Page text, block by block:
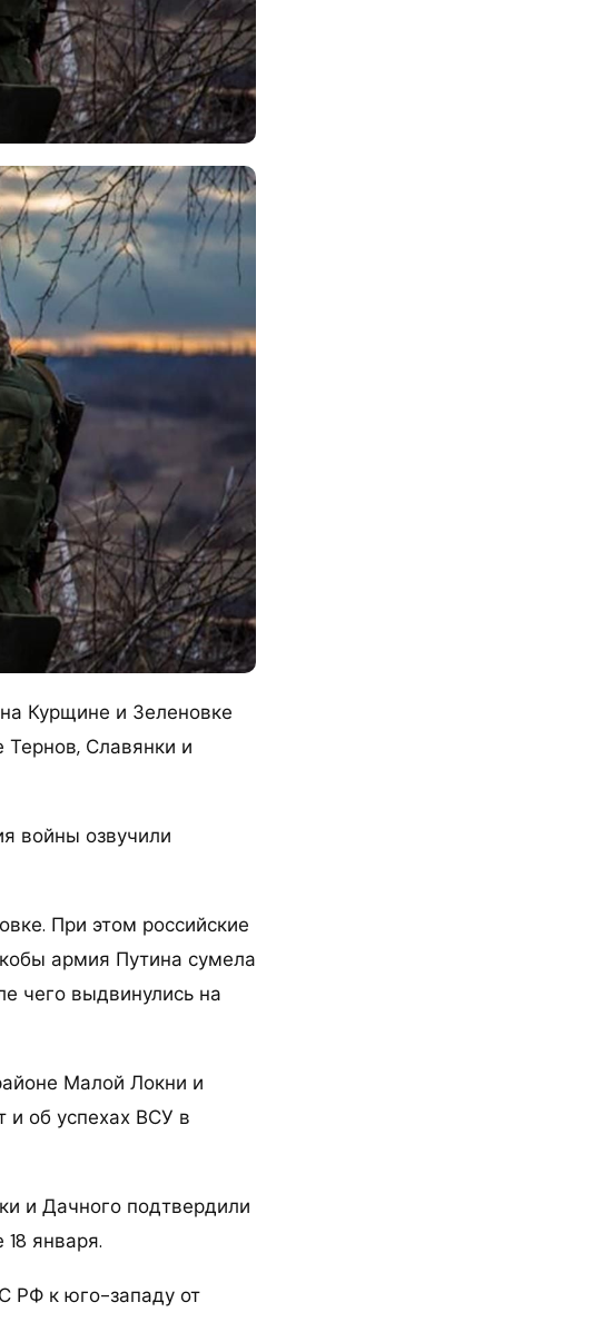
Курщине и Зеленовке
Славянки и
войны озвучили
При этом российские
армия Путина сумела
чего выдвинулись на
Малой Локни и
и об успехах ВСУ в
и Дачного подтвердили
января.
РФ к юго-западу от